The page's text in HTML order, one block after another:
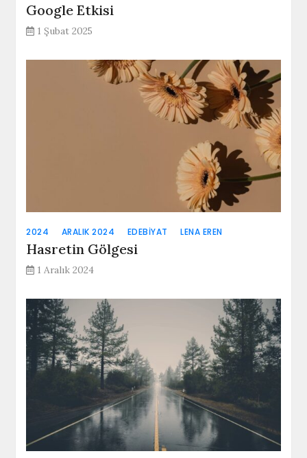
Google Etkisi
1 Şubat 2025
2024 ARALIK 2024 EDEBIYAT LENA EREN
Hasretin Gölgesi
1 Aralık 2024